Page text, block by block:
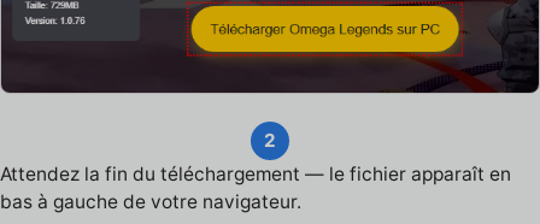
2
Attendez la fin du téléchargement — le fichier apparaît en
bas à gauche de votre navigateur.